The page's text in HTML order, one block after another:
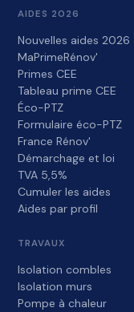
AIDES 2026
Nouvelles aides 2026
MaPrimeRénov'
Primes CEE
Tableau prime CEE
Éco-PTZ
Formulaire éco-PTZ
France Rénov'
Démarchage et loi
TVA 5,5%
Cumuler les aides
Aides par profil
TRAVAUX
Isolation combles
Isolation murs
Pompe à chaleur